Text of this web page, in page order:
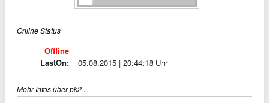
Online Status
Offline
LastOn:
05.08.2015 | 20:44:18 Uhr
Mehr Infos über pk2 ...